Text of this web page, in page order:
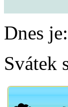
Dnes je:
Svátek